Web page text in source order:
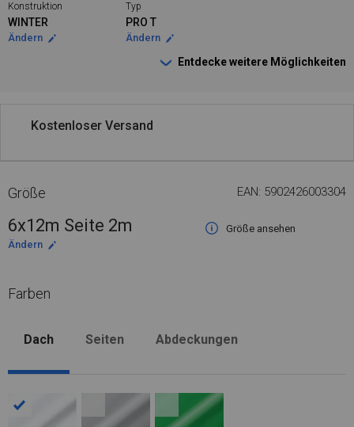
Konstruktion
WINTER
Ändern
Typ
PRO T
Ändern
Entdecke weitere Möglichkeiten
Kostenloser Versand
Größe EAN: 5902426003304
6x12m Seite 2m
Größe ansehen
Ändern
Farben
Dach Seiten Abdeckungen